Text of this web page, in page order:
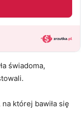
świadoma,
której bawiła się